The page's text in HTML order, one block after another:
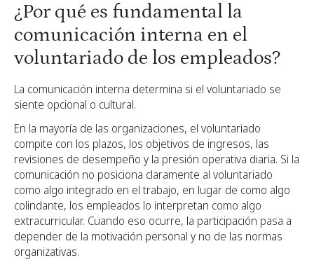
¿Por qué es fundamental la
comunicación interna en el
voluntariado de los empleados?
La comunicación interna determina si el voluntariado se
siente opcional o cultural.
En la mayoría de las organizaciones, el voluntariado
compite con los plazos, los objetivos de ingresos, las
revisiones de desempeño y la presión operativa diaria. Si la
comunicación no posiciona claramente al voluntariado
como algo integrado en el trabajo, en lugar de como algo
colindante, los empleados lo interpretan como algo
extracurricular. Cuando eso ocurre, la participación pasa a
depender de la motivación personal y no de las normas
organizativas.